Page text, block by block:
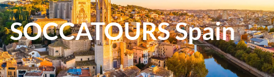
SOCCATOURS Spain